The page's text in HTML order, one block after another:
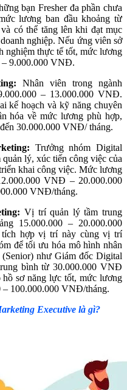
bạn Fresher đa phần chưa
lương ban đầu khoảng từ
có thể tăng lên khi đạt mục
nghiệp. Nếu ứng viên sở
nghiệm thực tế tốt, mức lương
– 9.000.000 VNĐ.
Nhân viên trong ngành
– 13.000.000 VNĐ.
kế hoạch và kỹ năng chuyên
hóa về mức lương phù hợp,
30.000.000 VNĐ/ tháng.
Trưởng nhóm Digital
lý, xúc tiến công việc của
khai công việc. Mức lương
VNĐ – 20.000.000
VNĐ/tháng.
Vị trí quản lý tầm trung
15.000.000 – 20.000.000
hợp vị trí này cùng vị trí
để tối ưu hóa mô hình nhân
như Giám đốc Digital
bình từ 30.000.000 VNĐ
sơ năng lực tốt, mức lương
– 100.000.000 VNĐ/tháng.
Executive là gì?